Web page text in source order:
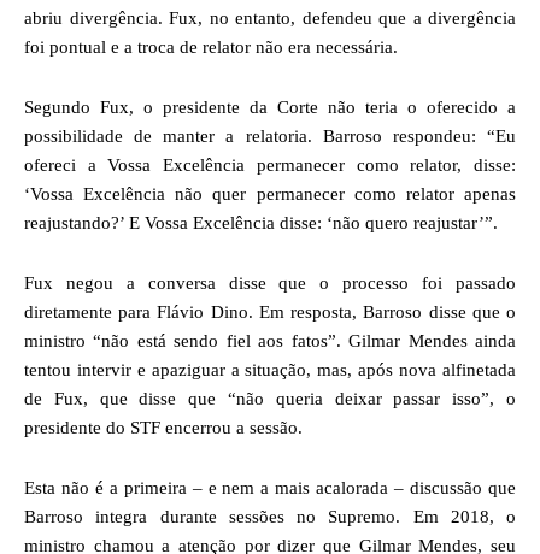
abriu divergência. Fux, no entanto, defendeu que a divergência
foi pontual e a troca de relator não era necessária.
Segundo Fux, o presidente da Corte não teria o oferecido a
possibilidade de manter a relatoria. Barroso respondeu: “Eu
ofereci a Vossa Excelência permanecer como relator, disse:
‘Vossa Excelência não quer permanecer como relator apenas
reajustando?’ E Vossa Excelência disse: ‘não quero reajustar’”.
Fux negou a conversa disse que o processo foi passado
diretamente para Flávio Dino. Em resposta, Barroso disse que o
ministro “não está sendo fiel aos fatos”. Gilmar Mendes ainda
tentou intervir e apaziguar a situação, mas, após nova alfinetada
de Fux, que disse que “não queria deixar passar isso”, o
presidente do STF encerrou a sessão.
Esta não é a primeira – e nem a mais acalorada – discussão que
Barroso integra durante sessões no Supremo. Em 2018, o
ministro chamou a atenção por dizer que Gilmar Mendes, seu